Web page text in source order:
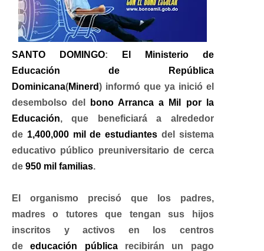
SANTO DOMINGO:
El Ministerio de
Educación de República
Dominicana(Minerd) informó que ya inició el
desembolso del
bono Arranca a Mil por la
Educación, que beneficiará a alrededor
de 1,400,000 mil de estudiantes del sistema
educativo público preuniversitario de cerca
de 950 mil familias.
El organismo precisó que los padres,
madres o tutores que tengan sus hijos
inscritos y activos en los centros
deeducación públicarecibirán un pago